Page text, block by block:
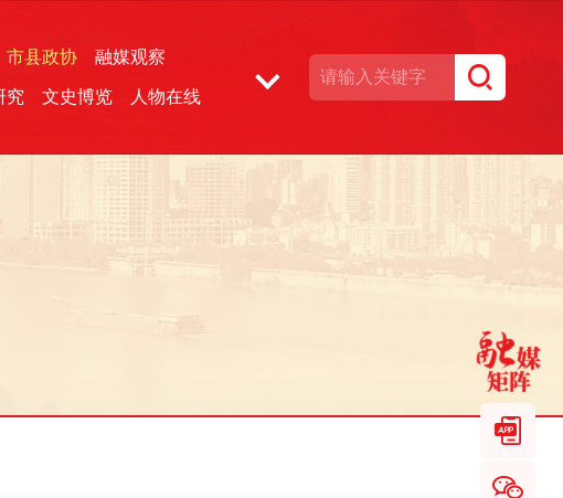
市县政协 融媒观察
究 文史博览 人物在线